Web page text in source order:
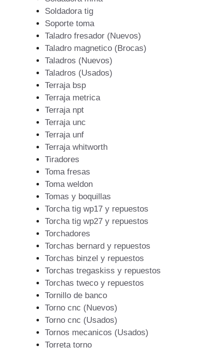
Soldadora tig
Soporte toma
Taladro fresador (Nuevos)
Taladro magnetico (Brocas)
Taladros (Nuevos)
Taladros (Usados)
Terraja bsp
Terraja metrica
Terraja npt
Terraja unc
Terraja unf
Terraja whitworth
Tiradores
Toma fresas
Toma weldon
Tomas y boquillas
Torcha tig wp17 y repuestos
Torcha tig wp27 y repuestos
Torchadores
Torchas bernard y repuestos
Torchas binzel y repuestos
Torchas tregaskiss y repuestos
Torchas tweco y repuestos
Tornillo de banco
Torno cnc (Nuevos)
Torno cnc (Usados)
Tornos mecanicos (Usados)
Torreta torno